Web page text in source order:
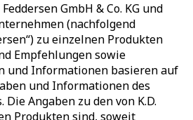
GmbH & Co. KG und
(nachfolgend
zu einzelnen Produkten
Empfehlungen sowie
und Informationen basieren auf
und Informationen des
Angaben zu den von K.D.
Produkten sind, soweit